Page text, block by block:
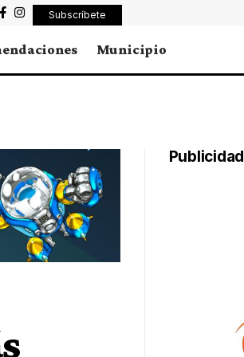
Subscríbete
Municipio
Publicidad